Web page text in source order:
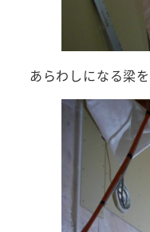
あらわしになる梁